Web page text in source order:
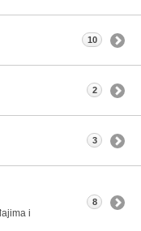
10
2
3
i
8